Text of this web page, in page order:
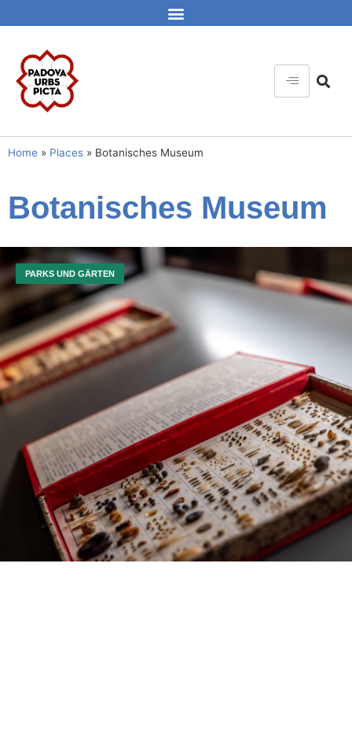
Home » Places » Botanisches Museum
Botanisches Museum
PARKS UND GÄRTEN